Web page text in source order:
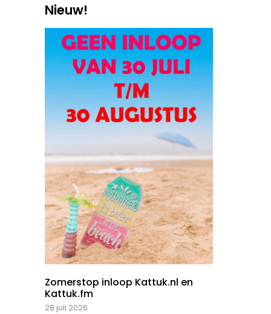
Nieuw!
Zomerstop inloop Kattuk.nl en
Kattuk.fm
28 juli 2026